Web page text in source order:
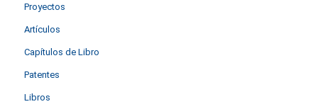
Proyectos
Artículos
Capítulos de Libro
Patentes
Libros